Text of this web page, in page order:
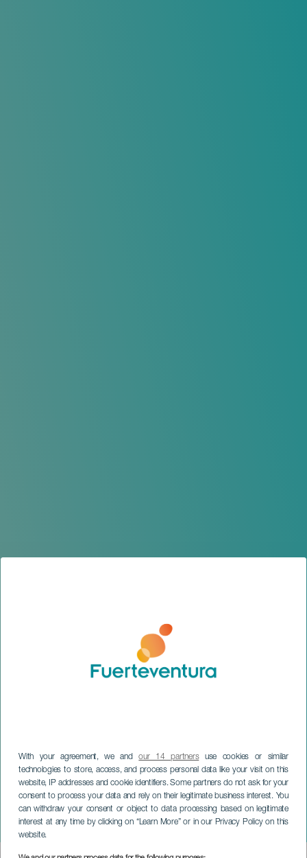
With your agreement, we andour 14 partnersuse cookies or similar
technologies to store, access, and process personal data like your visit on this
website, IP addresses and cookie identifiers. Some partners do not ask for your
consent to process your data and rely on their legitimate business interest. You
can withdraw your consent or object to data processing based on legitimate
interest at any time by clicking on “Learn More” or in our Privacy Policy on this
website.
Festival Parranda La
Sebada
FUERTEVENTURA